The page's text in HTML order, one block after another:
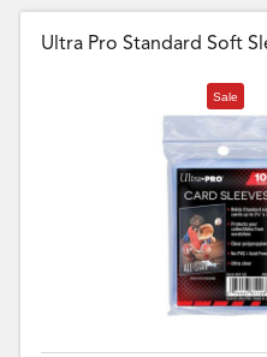
Ultra Pro Standard Soft
Sale